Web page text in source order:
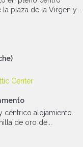
plaza de la Virgen y...
céntrico alojamiento.
de oro de...